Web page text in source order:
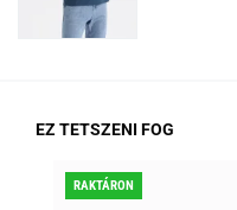
EZ TETSZENI FOG
RAKTÁRON